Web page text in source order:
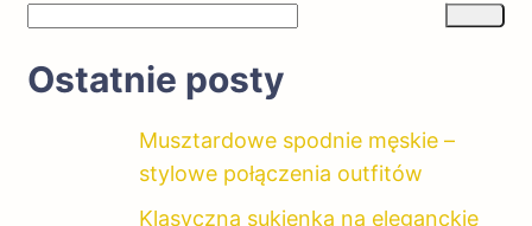
Ostatnie posty
Musztardowe spodnie męskie –
stylowe połączenia outfitów
Klasyczna sukienka na eleganckie